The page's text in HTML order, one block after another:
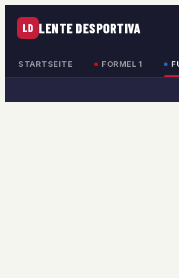
LD LENTE DESPORTIVA
STARTSEITE FORMEL 1